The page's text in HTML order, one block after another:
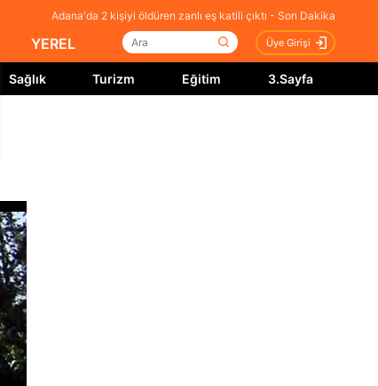
Adana'da 2 kişiyi öldüren zanlı eş katili çıktı - Son Dakika
YEREL Üye Girişi
Sağlık Turizm Eğitim 3.Sayfa